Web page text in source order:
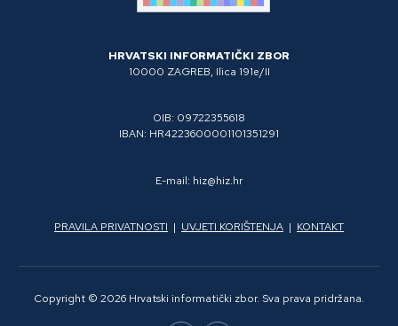
HRVATSKI INFORMATIČKI ZBOR
10000 ZAGREB, Ilica 191e/II
OIB: 09722355618
IBAN: HR4223600001101351291
E-mail: hiz@hiz.hr
PRAVILA PRIVATNOSTI | UVJETI KORIŠTENJA | KONTAKT
Copyright © 2026 Hrvatski informatički zbor. Sva prava pridržana.